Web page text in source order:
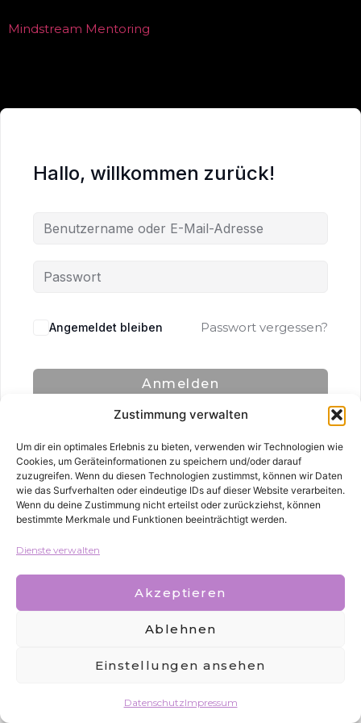
Zustimmung verwalten
Um dir ein optimales Erlebnis zu bieten, verwenden wir Technologien wie
Cookies, um Geräteinformationen zu speichern und/oder darauf
zuzugreifen. Wenn du diesen Technologien zustimmst, können wir Daten
wie das Surfverhalten oder eindeutige IDs auf dieser Website verarbeiten.
Wenn du deine Zustimmung nicht erteilst oder zurückziehst, können
bestimmte Merkmale und Funktionen beeinträchtigt werden.
Dienste verwalten
Akzeptieren
Ablehnen
Einstellungen ansehen
DatenschutzImpressum
Mindstream Mentoring
Hallo, willkommen zurück!
Angemeldet bleiben Passwort vergessen?
Anmelden
Alle Rechte vorbehalten